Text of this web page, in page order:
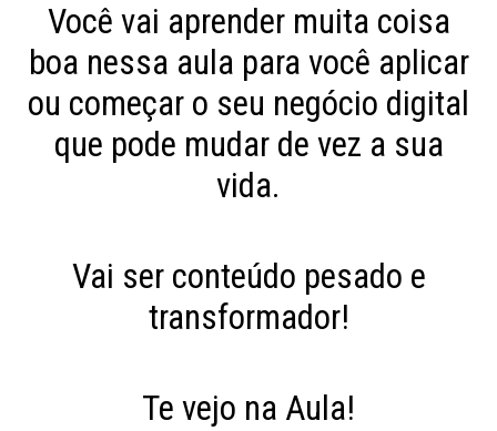
Você vai aprender muita coisa
boa nessa aula para você aplicar
ou começar o seu negócio digital
que pode mudar de vez a sua
vida.
Vai ser conteúdo pesado e
transformador!
Te vejo na Aula!